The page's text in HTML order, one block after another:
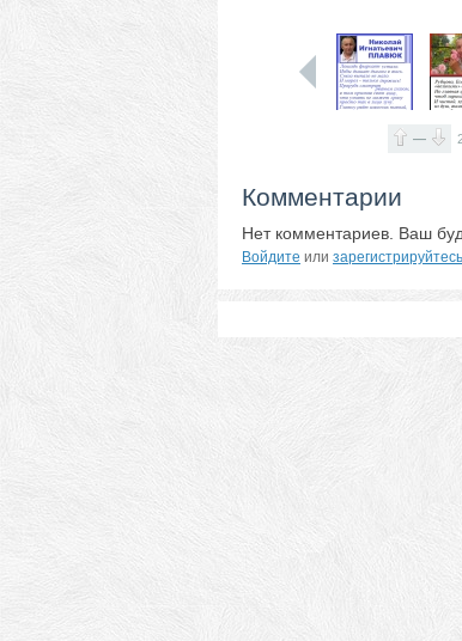
—
Комментарии
Нет комментариев. Ваш
Войдите или зарегистрируйтесь